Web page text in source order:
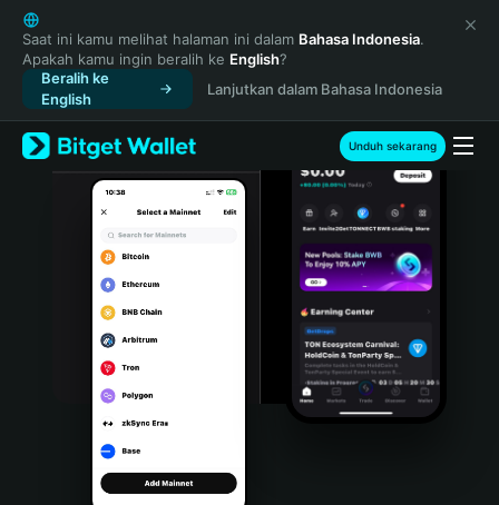
English
日本語
Tiếng Việt
Русский
Español (Latinoamérica)
Türkçe
Italiano
Português (Portugal)
Bahasa Indonesia
Português (Brasil)
Español (Argentina)
Saat ini kamu melihat halaman ini dalam Bahasa Indonesia.
Apakah kamu ingin beralih ke English?
Beralih ke
English
Lanjutkan dalam Bahasa Indonesia
Unduh sekarang